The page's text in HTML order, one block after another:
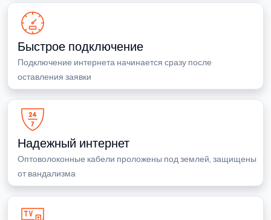
Быстрое подключение
Подключение интернета начинается сразу после
оставления заявки
Надежный интернет
Оптоволоконные кабели проложены под землей, защищены
от вандализма